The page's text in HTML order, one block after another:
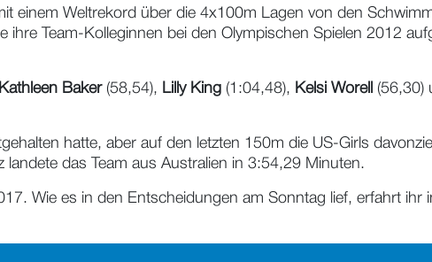
einem Weltrekord über die 4x100m Lagen von den
Team-Kolleginnen bei den Olympischen Spielen 2012
Kathleen Baker(58,54), Lilly King (1:04,48), Kelsi Worell (56,30)
hatte, aber auf den letzten 150m die US-Girls
das Team aus Australien in 3:54,29 Minuten.
Wie es in den Entscheidungen am Sonntag lief, erfahrt ihr